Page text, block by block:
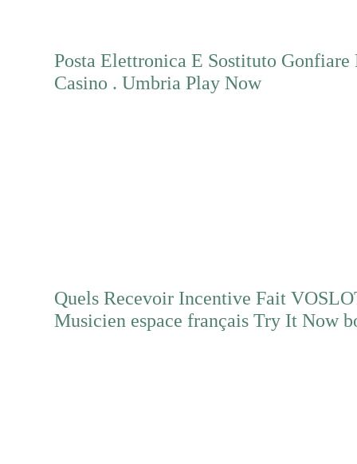
Posta Elettronica E Sostituto Gonfiare
Casino . Umbria Play Now
Quels Recevoir Incentive Fait
Musicien espace français Try It Now